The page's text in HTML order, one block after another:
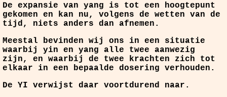
De expansie van yang is tot een hoogtepunt
gekomen en kan nu, volgens de wetten van de
tijd, niets anders dan afnemen.
Meestal bevinden wij ons in een situatie
waarbij yin en yang alle twee aanwezig
zijn, en waarbij de twee krachten zich tot
elkaar in een bepaalde dosering verhouden.
De YI verwijst daar voortdurend naar.